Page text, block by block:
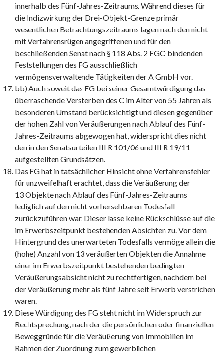
innerhalb des Fünf-Jahres-Zeitraums. Während dieses für
die Indizwirkung der Drei-Objekt-Grenze primär
wesentlichen Betrachtungszeitraums lagen nach den nicht
mit Verfahrensrügen angegriffenen und für den
beschließenden Senat nach § 118 Abs. 2 FGO bindenden
Feststellungen des FG ausschließlich
vermögensverwaltende Tätigkeiten der A GmbH vor.
bb) Auch soweit das FG bei seiner Gesamtwürdigung das
überraschende Versterben des C im Alter von 55 Jahren als
besonderen Umstand berücksichtigt und diesen gegenüber
der hohen Zahl von Veräußerungen nach Ablauf des Fünf-
Jahres-Zeitraums abgewogen hat, widerspricht dies nicht
den in den Senatsurteilen III R 101/06 und III R 19/11
aufgestellten Grundsätzen.
Das FG hat in tatsächlicher Hinsicht ohne Verfahrensfehler
für unzweifelhaft erachtet, dass die Veräußerung der
13 Objekte nach Ablauf des Fünf-Jahres-Zeitraums
lediglich auf den nicht vorhersehbaren Todesfall
zurückzuführen war. Dieser lasse keine Rückschlüsse auf die
im Erwerbszeitpunkt bestehenden Absichten zu. Vor dem
Hintergrund des unerwarteten Todesfalls vermöge allein die
(hohe) Anzahl von 13 veräußerten Objekten die Annahme
einer im Erwerbszeitpunkt bestehenden bedingten
Veräußerungsabsicht nicht zu rechtfertigen, nachdem bei
der Veräußerung mehr als fünf Jahre seit Erwerb verstrichen
waren.
Diese Würdigung des FG steht nicht im Widerspruch zur
Rechtsprechung, nach der die persönlichen oder finanziellen
Beweggründe für die Veräußerung von Immobilien im
Rahmen der Zuordnung zum gewerblichen